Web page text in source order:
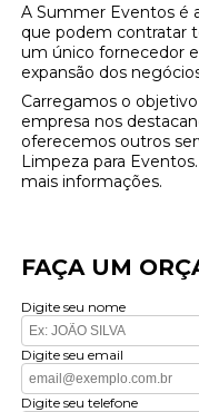
A Summer Eventos é
que podem contratar
um único fornecedor
expansão dos
Carregamos o
empresa nos
oferecemos outros
Limpeza para
mais informações.
FAÇA UM
Digite seu nome
Digite seu email
Digite seu telefone